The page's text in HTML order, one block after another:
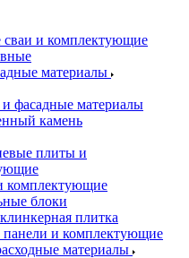
и комплектующие
материалы
фасадные материалы
камень
плиты и
комплектующие
блоки
плитка
и комплектующие
материалы